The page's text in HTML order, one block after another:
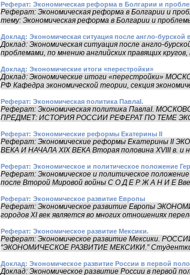
Реферат: Экономическая реформа в Болгарии и
Реферат: Экономическая реформа в Болгарии и
тему: Экономическая pефоpма в Болгаpии и
Доклад: Экономическая ситуация после англо-бурской
Доклад: Экономическая ситуация после англо-
проблемами, по мнению английских правящих кругов,
Доклад: Экономические итоги «перестройки»
Доклад: Экономические итоги
РФ Кафедра экономической теории, секция
Реферат: Экономическая политика ПавлаI.
Реферат: Экономическая политика ПавлаI.
ПРЕДМЕТ: ИСТОРИЯ РОССИИ РЕФЕРАТ ПО ТЕМЕ
Реферат: Экономические реформы Екатерины II
Реферат: Экономические реформы Екатерины
ВЕКА И НАЧАЛА XIX ВЕКА Вторая половина XVIII в. и
Реферат: Экономическое и политическое положение
Реферат: Экономическое и политическое
после Второй Мировой войны С О Д Е Р Ж А Н И Е
Реферат: Экономическое развитие Европы
Реферат: Экономическое развитие Европы
городов XI век является во многих отношениях
Реферат: Экономическое развитие Мексики.
Реферат: Экономическое развитие Мексики.
“ЭКОНОМИЧЕСКОЕ РАЗВИТИЕ МЕКСИКИ.”
Доклад: Экономическое развитие России в первой
Доклад: Экономическое развитие России в первой